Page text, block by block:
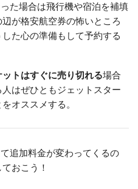
た場合は飛行機や宿泊を補填
が格安航空券の怖いところ
た心の準備もして予約する
トはすぐに売り切れる場合
はぜひともジェットスター
オススメする。
追加料金が変わってくるの
おこう！